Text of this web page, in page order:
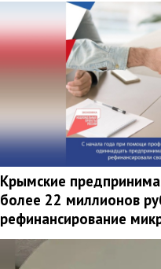
Крымские
более 22 миллионов
рефинансирование